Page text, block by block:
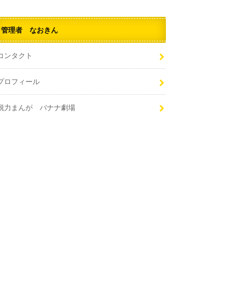
管理者 なおきん
ンタクト
ロフィール
力まんが バナナ劇場